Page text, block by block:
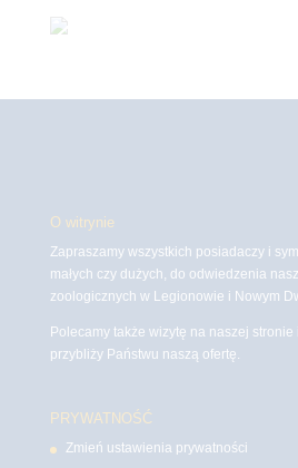
O witrynie
Zapraszamy wszystkich posiadaczy i
małych czy dużych, do odwiedzenia
zoologicznych w Legionowie i Nowym
Polecamy także wizytę na naszej
przybliży Państwu naszą ofertę.
PRYWATNOŚĆ
Zmień ustawienia prywatności